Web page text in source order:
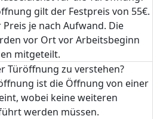
gilt der Festpreis von 55€.
je nach Aufwand. Die
vor Ort vor Arbeitsbeginn
mitgeteilt.
Türöffnung zu verstehen?
ist die Öffnung von einer
wobei keine weiteren
werden müssen.